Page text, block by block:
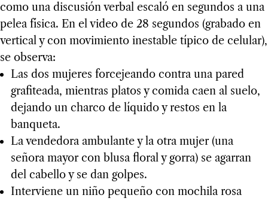
como una discusión verbal escaló en segundos a una
pelea física. En el video de 28 segundos (grabado en
vertical y con movimiento inestable típico de celular),
se observa:
Las dos mujeres forcejeando contra una pared
grafiteada, mientras platos y comida caen al suelo,
dejando un charco de líquido y restos en la
banqueta.
La vendedora ambulante y la otra mujer (una
señora mayor con blusa floral y gorra) se agarran
del cabello y se dan golpes.
Interviene un niño pequeño con mochila rosa